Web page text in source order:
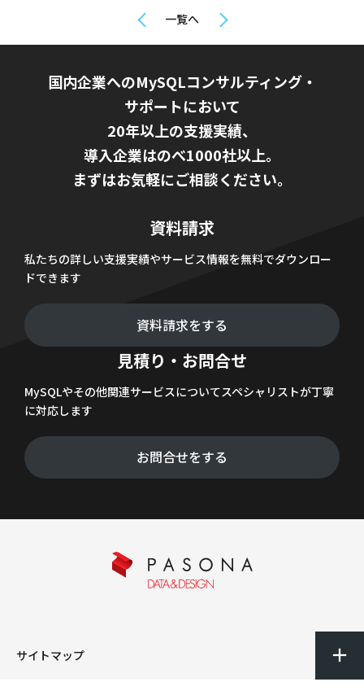
一覧へ
国内企業へのMySQLコンサルティング・
サポートにおいて
20年以上の支援実績、
導入企業はのべ1000社以上。
まずはお気軽にご相談ください。
資料請求
私たちの詳しい支援実績やサービス情報を無料でダウンロー
ドできます
資料請求をする
見積り・お問合せ
MySQLやその他関連サービスについてスペシャリストが丁寧
に対応します
お問合せをする
サイトマップ